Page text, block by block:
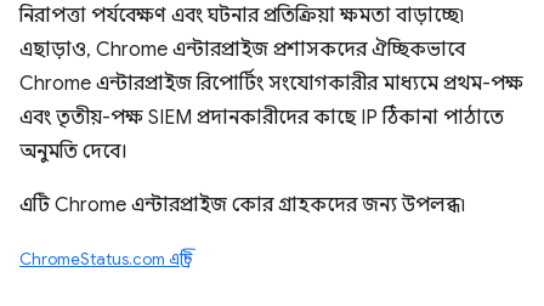
নিরাপত্তা পর্যবেক্ষণ এবং ঘটনার প্রতিক্রিয়া ক্ষমতা বাড়াচ্ছে৷
এছাড়াও, Chrome এন্টারপ্রাইজ প্রশাসকদের ঐচ্ছিকভাবে
Chrome এন্টারপ্রাইজ রিপোর্টিং সংযোগকারীর মাধ্যমে প্রথম-পক্ষ
এবং তৃতীয়-পক্ষ SIEM প্রদানকারীদের কাছে IP ঠিকানা পাঠাতে
অনুমতি দেবে।
এটি Chrome এন্টারপ্রাইজ কোর গ্রাহকদের জন্য উপলব্ধ৷
ChromeStatus.com এন্ট্রি